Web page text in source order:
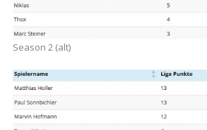
Season 2 (alt)